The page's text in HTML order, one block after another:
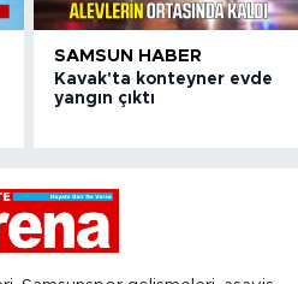
SAMSUN HABER
Kavak'ta konteyner evde
yangın çıktı